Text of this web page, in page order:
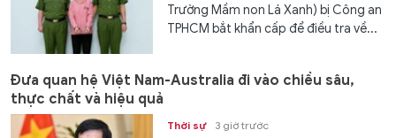
Trường Mầm non Lá Xanh) bị Công an
TPHCM bắt khẩn cấp để điều tra về...
Đưa quan hệ Việt Nam-Australia đi vào chiều sâu,
thực chất và hiệu quả
Thời sự 3 giờ trước